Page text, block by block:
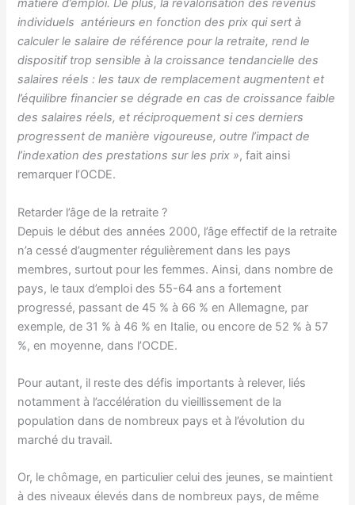
matière d’emploi. De plus, la revalorisation des revenus
individuels antérieurs en fonction des prix qui sert à
calculer le salaire de référence pour la retraite, rend le
dispositif trop sensible à la croissance tendancielle des
salaires réels : les taux de remplacement augmentent et
l’équilibre financier se dégrade en cas de croissance faible
des salaires réels, et réciproquement si ces derniers
progressent de manière vigoureuse, outre l’impact de
l’indexation des prestations sur les prix », fait ainsi
remarquer l’OCDE.
Retarder l’âge de la retraite ?
Depuis le début des années 2000, l’âge effectif de la retraite
n’a cessé d’augmenter régulièrement dans les pays
membres, surtout pour les femmes. Ainsi, dans nombre de
pays, le taux d’emploi des 55-64 ans a fortement
progressé, passant de 45 % à 66 % en Allemagne, par
exemple, de 31 % à 46 % en Italie, ou encore de 52 % à 57
%, en moyenne, dans l’OCDE.
Pour autant, il reste des défis importants à relever, liés
notamment à l’accélération du vieillissement de la
population dans de nombreux pays et à l’évolution du
marché du travail.
Or, le chômage, en particulier celui des jeunes, se maintient
à des niveaux élevés dans de nombreux pays, de même